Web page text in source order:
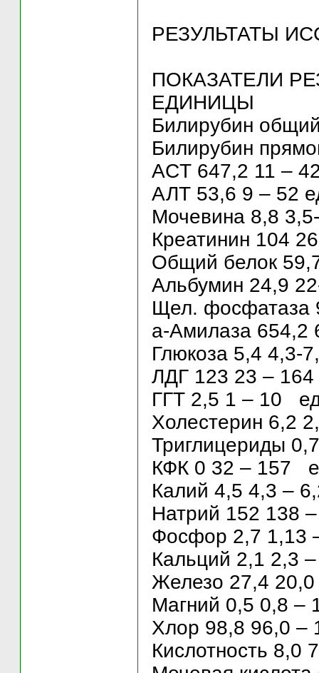
РЕЗУЛЬТАТЫ
ПОКАЗАТЕЛИ
ЕДИНИЦЫ
Билирубин
Билирубин
ACT 647,2 11 –
АЛТ 53,6 9 – 52
Мочевина 8,8
Креатинин 104
Общий белок
Альбумин 24,9
Щел. фосфатаза
а-Амилаза 654,2
Глюкоза 5,4 4,3-
ЛДГ 123 23 –
ГГТ 2,5 1 – 10
Холестерин 6,2
Триглицериды
КФК 0 32 – 157
Калий 4,5 4,3 –
Натрий 152 138
Фосфор 2,7 1,13
Кальций 2,1 2,3
Железо 27,4
Магний 0,5 0,8 –
Хлор 98,8 96,0 –
Кислотность 8,0